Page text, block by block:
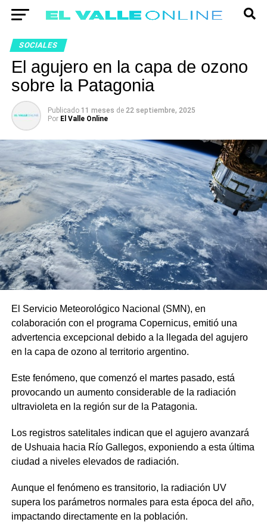
SOCIALES
El agujero en la capa de ozono
sobre la Patagonia
Publicado 11 meses de 22 septiembre, 2025
Por El Valle Online
El Servicio Meteorológico Nacional (SMN), en
colaboración con el programa Copernicus, emitió una
advertencia excepcional debido a la llegada del agujero
en la capa de ozono al territorio argentino.
Este fenómeno, que comenzó el martes pasado, está
provocando un aumento considerable de la radiación
ultravioleta en la región sur de la Patagonia.
Los registros satelitales indican que el agujero avanzará
de Ushuaia hacia Río Gallegos, exponiendo a esta última
ciudad a niveles elevados de radiación.
Aunque el fenómeno es transitorio, la radiación UV
supera los parámetros normales para esta época del año,
impactando directamente en la población.